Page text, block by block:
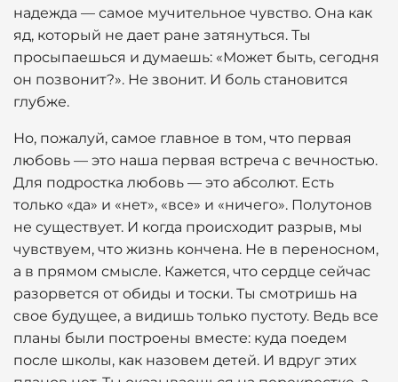
надежда — самое мучительное чувство. Она как
яд, который не дает ране затянуться. Ты
просыпаешься и думаешь: «Может быть, сегодня
он позвонит?». Не звонит. И боль становится
глубже.
Но, пожалуй, самое главное в том, что первая
любовь — это наша первая встреча с вечностью.
Для подростка любовь — это абсолют. Есть
только «да» и «нет», «все» и «ничего». Полутонов
не существует. И когда происходит разрыв, мы
чувствуем, что жизнь кончена. Не в переносном,
а в прямом смысле. Кажется, что сердце сейчас
разорвется от обиды и тоски. Ты смотришь на
свое будущее, а видишь только пустоту. Ведь все
планы были построены вместе: куда поедем
после школы, как назовем детей. И вдруг этих